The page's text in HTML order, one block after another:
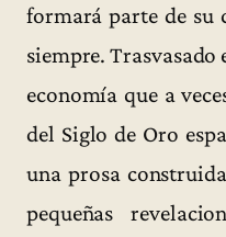
formará parte de su
siempre. Trasvasado
economía que a
del Siglo de Oro
una prosa
pequeñas